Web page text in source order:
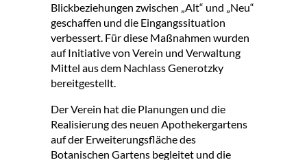
Blickbeziehungen zwischen „Alt“ und „Neu“
geschaffen und die Eingangssituation
verbessert. Für diese Maßnahmen wurden
auf Initiative von Verein und Verwaltung
Mittel aus dem Nachlass Generotzky
bereitgestellt.
Der Verein hat die Planungen und die
Realisierung des neuen Apothekergartens
auf der Erweiterungsfläche des
Botanischen Gartens begleitet und die